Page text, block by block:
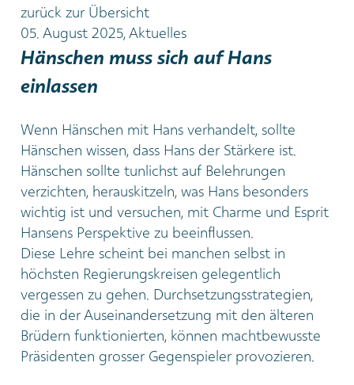
zurück zur Übersicht
05. August 2025, Aktuelles
Hänschen muss sich auf Hans
einlassen
Wenn Hänschen mit Hans verhandelt, sollte
Hänschen wissen, dass Hans der Stärkere ist.
Hänschen sollte tunlichst auf Belehrungen
verzichten, herauskitzeln, was Hans besonders
wichtig ist und versuchen, mit Charme und Esprit
Hansens Perspektive zu beeinflussen.
Diese Lehre scheint bei manchen selbst in
höchsten Regierungskreisen gelegentlich
vergessen zu gehen. Durchsetzungsstrategien,
die in der Auseinandersetzung mit den älteren
Brüdern funktionierten, können machtbewusste
Präsidenten grosser Gegenspieler provozieren.